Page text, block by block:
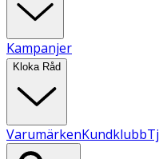
Kampanjer
Kloka Råd
VarumärkenKundklubb